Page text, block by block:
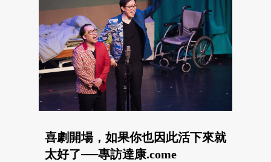
喜劇開場，如果你也因此活下來就
太好了──專訪達康.come